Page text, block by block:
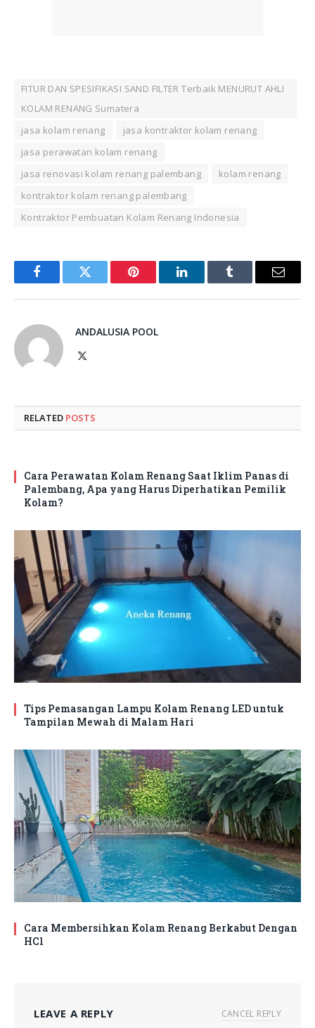
FITUR DAN SPESIFIKASI SAND FILTER Terbaik MENURUT AHLI
KOLAM RENANG Sumatera
jasa kolam renang
jasa kontraktor kolam renang
jasa perawatan kolam renang
jasa renovasi kolam renang palembang
kolam renang
kontraktor kolam renang palembang
Kontraktor Pembuatan Kolam Renang Indonesia
FacebookTwitter Pinterest LinkedInTumblr Email
ANDALUSIA POOL
RELATED POSTS
Cara Perawatan Kolam Renang Saat Iklim Panas di
Palembang, Apa yang Harus Diperhatikan Pemilik
Kolam?
Tips Pemasangan Lampu Kolam Renang LED untuk
Tampilan Mewah di Malam Hari
Cara Membersihkan Kolam Renang Berkabut Dengan
HCl
LEAVE A REPLY CANCEL REPLY